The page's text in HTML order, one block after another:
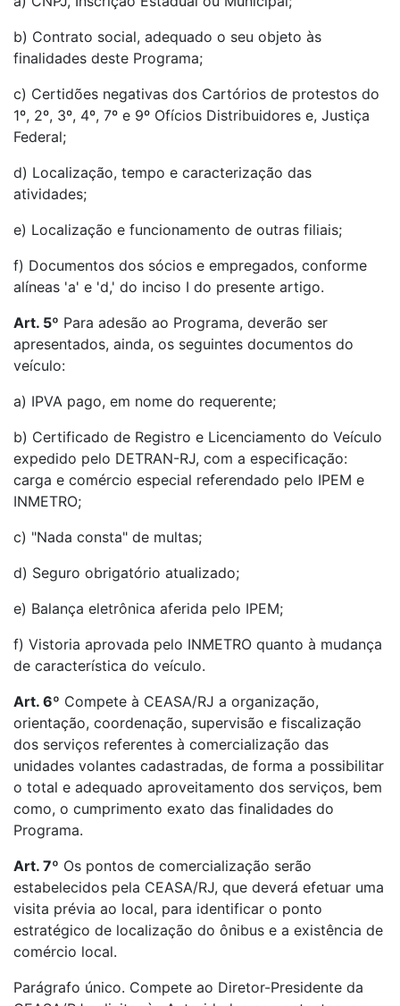
b) Contrato social, adequado o seu objeto às
finalidades deste Programa;
c) Certidões negativas dos Cartórios de protestos do
1º, 2º, 3º, 4º, 7º e 9º Ofícios Distribuidores e, Justiça
Federal;
d) Localização, tempo e caracterização das
atividades;
e) Localização e funcionamento de outras filiais;
f) Documentos dos sócios e empregados, conforme
alíneas 'a' e 'd,' do inciso I do presente artigo.
Art. 5º Para adesão ao Programa, deverão ser
apresentados, ainda, os seguintes documentos do
veículo:
a) IPVA pago, em nome do requerente;
b) Certificado de Registro e Licenciamento do Veículo
expedido pelo DETRAN-RJ, com a especificação:
carga e comércio especial referendado pelo IPEM e
INMETRO;
c) "Nada consta" de multas;
d) Seguro obrigatório atualizado;
e) Balança eletrônica aferida pelo IPEM;
f) Vistoria aprovada pelo INMETRO quanto à mudança
de característica do veículo.
Art. 6º Compete à CEASA/RJ a organização,
orientação, coordenação, supervisão e fiscalização
dos serviços referentes à comercialização das
unidades volantes cadastradas, de forma a possibilitar
o total e adequado aproveitamento dos serviços, bem
como, o cumprimento exato das finalidades do
Programa.
Art. 7º Os pontos de comercialização serão
estabelecidos pela CEASA/RJ, que deverá efetuar uma
visita prévia ao local, para identificar o ponto
estratégico de localização do ônibus e a existência de
comércio local.
Parágrafo único. Compete ao Diretor-Presidente da